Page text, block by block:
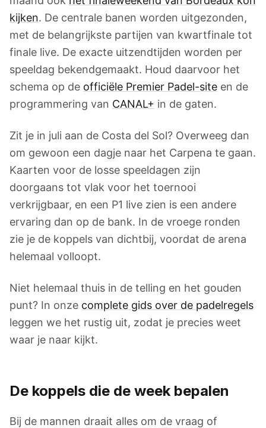
kijken. De centrale banen worden uitgezonden,
met de belangrijkste partijen van kwartfinale tot
finale live. De exacte uitzendtijden worden per
speeldag bekendgemaakt. Houd daarvoor het
schema op de officiële Premier Padel-site en de
programmering van CANAL+ in de gaten.
Zit je in juli aan de Costa del Sol? Overweeg dan
om gewoon een dagje naar het Carpena te gaan.
Kaarten voor de losse speeldagen zijn
doorgaans tot vlak voor het toernooi
verkrijgbaar, en een P1 live zien is een andere
ervaring dan op de bank. In de vroege ronden
zie je de koppels van dichtbij, voordat de arena
helemaal volloopt.
Niet helemaal thuis in de telling en het gouden
punt? In onze complete gids over de padelregels
leggen we het rustig uit, zodat je precies weet
waar je naar kijkt.
De koppels die de week bepalen
Bij de mannen draait alles om de vraag of